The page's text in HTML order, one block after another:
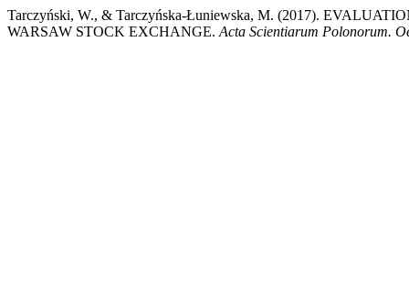
Tarczyński, W., & Tarczyńska-Łuniewska, M. (2017).
WARSAW STOCK EXCHANGE. Acta Scientiarum Polonorum.